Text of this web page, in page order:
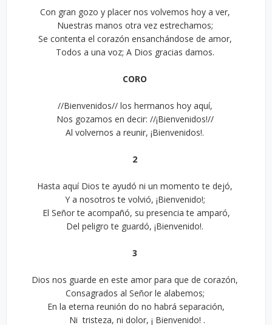
Con gran gozo y placer nos volvemos hoy a ver,
Nuestras manos otra vez estrechamos;
Se contenta el corazón ensanchándose de amor,
Todos a una voz; A Dios gracias damos.
CORO
//Bienvenidos// los hermanos hoy aquí,
Nos gozamos en decir: //¡Bienvenidos!//
Al volvernos a reunir, ¡Bienvenidos!.
2
Hasta aquí Dios te ayudó ni un momento te dejó,
Y a nosotros te volvió, ¡Bienvenido!;
El Señor te acompañó, su presencia te amparó,
Del peligro te guardó, ¡Bienvenido!.
3
Dios nos guarde en este amor para que de corazón,
Consagrados al Señor le alabemos;
En la eterna reunión do no habrá separación,
Ni tristeza, ni dolor, ¡ Bienvenido! .